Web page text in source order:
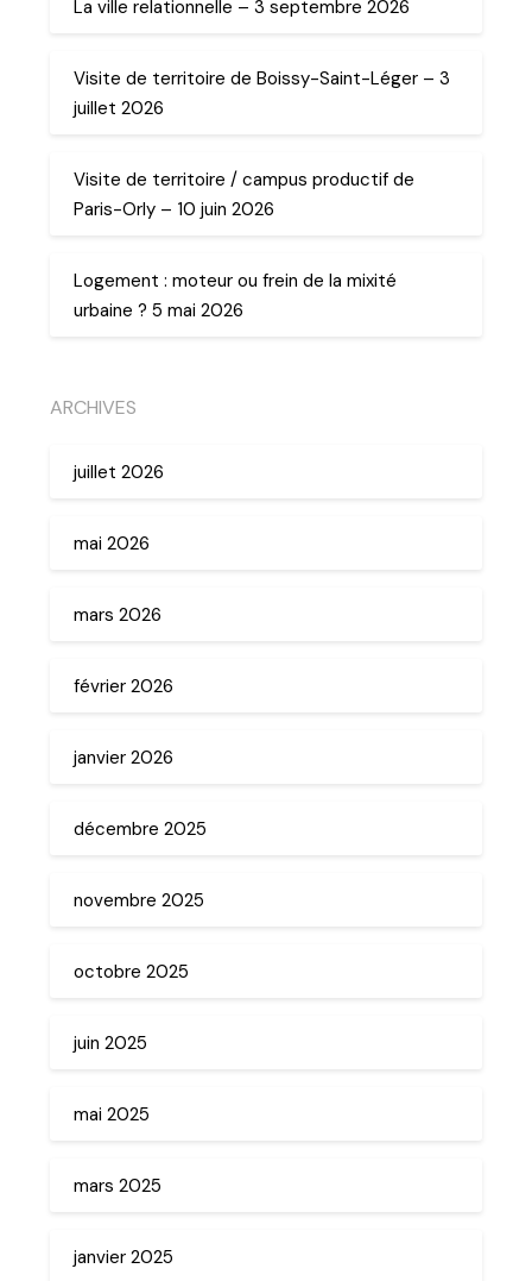
La ville relationnelle – 3 septembre 2026
Visite de territoire de Boissy-Saint-Léger – 3
juillet 2026
Visite de territoire / campus productif de
Paris-Orly – 10 juin 2026
Logement : moteur ou frein de la mixité
urbaine ? 5 mai 2026
ARCHIVES
juillet 2026
mai 2026
mars 2026
février 2026
janvier 2026
décembre 2025
novembre 2025
octobre 2025
juin 2025
mai 2025
mars 2025
janvier 2025